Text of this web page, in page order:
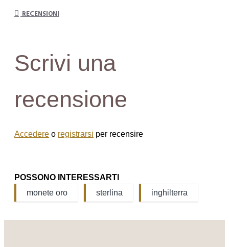
RECENSIONI
Scrivi una
recensione
Accedere o registrarsi per recensire
POSSONO INTERESSARTI
monete oro
sterlina inghilterra